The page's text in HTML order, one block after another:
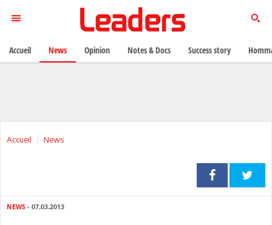
Accueil News
NEWS - 07.03.2013
Accueil News Opinion Notes & Docs Success story